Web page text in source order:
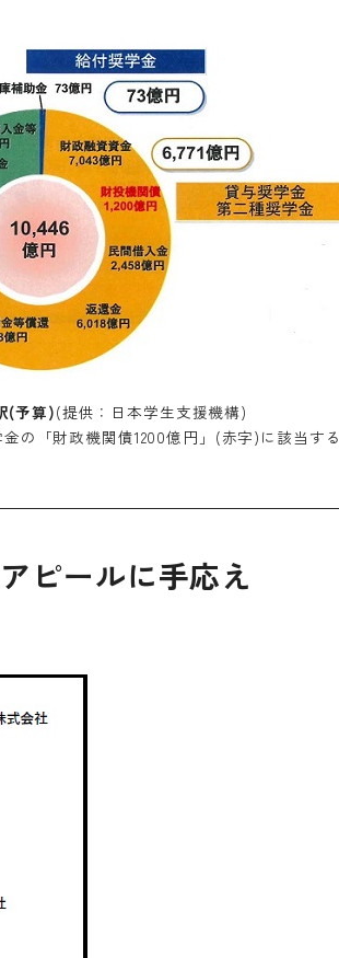
(予算)(提供：日本学生支援機構)
の「財政機関債1200億円」(赤字)に該当する
ピールに手応え